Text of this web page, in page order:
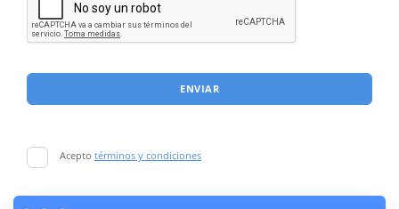
ENVIAR
Acepto términos y condiciones